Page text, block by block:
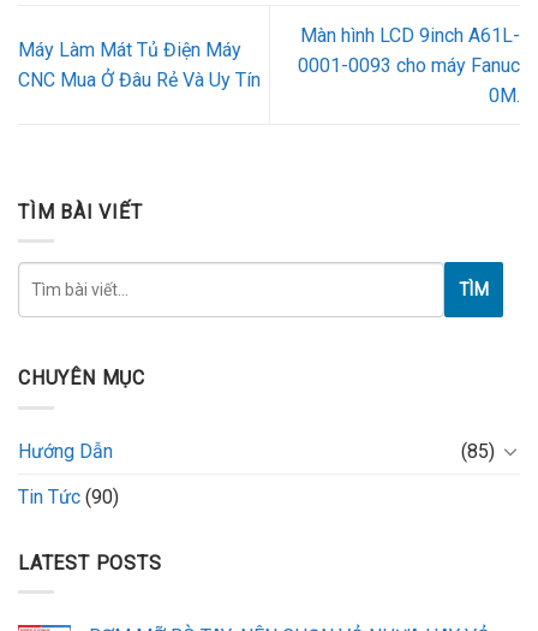
Máy Làm Mát Tủ Điện Máy
CNC Mua Ở Đâu Rẻ Và Uy Tín
Màn hình LCD 9inch A61L-
0001-0093 cho máy Fanuc
0M.
TÌM BÀI VIẾT
TÌM
CHUYÊN MỤC
Hướng Dẫn
(85)
Tin Tức (90)
LATEST POSTS